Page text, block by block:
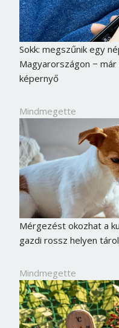
Sokk: megszűnik egy
Magyarországon −
képernyő
Mindmegette
Mérgezést okozhat a
gazdi rossz helyen
Mindmegette